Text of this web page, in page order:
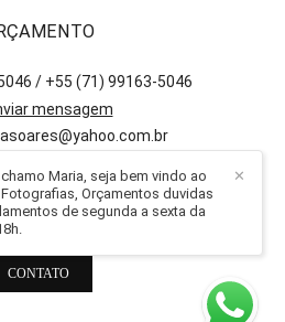
/ +55 (71) 99163-5046
mensagem
CONTATO
✕
Maria, seja bem vindo ao
Fotografias, Orçamentos duvidas
de segunda a sexta da